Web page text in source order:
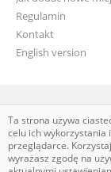
Regulamin
Kontakt
English version
Ta strona używa
celu ich wykorzystania
przeglądarce.
wyrażasz zgodę na